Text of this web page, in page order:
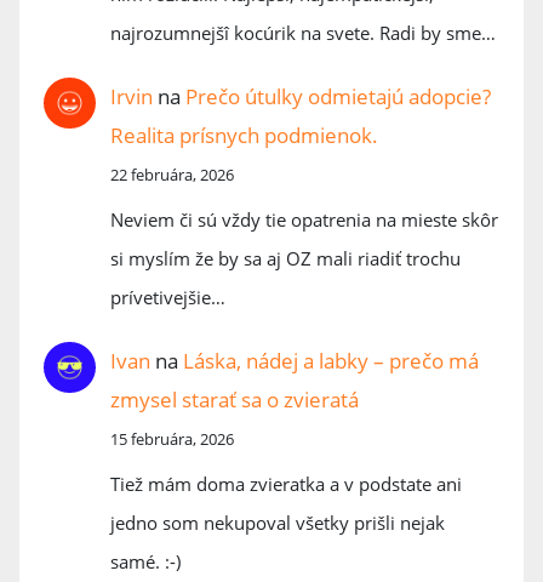
najrozumnejšî kocúrik na svete. Radi by sme…
Irvin na Prečo útulky odmietajú adopcie?
Realita prísnych podmienok.
22 februára, 2026
Neviem či sú vždy tie opatrenia na mieste skôr
si myslím že by sa aj OZ mali riadiť trochu
prívetivejšie…
Ivan na Láska, nádej a labky – prečo má
zmysel starať sa o zvieratá
15 februára, 2026
Tiež mám doma zvieratka a v podstate ani
jedno som nekupoval všetky prišli nejak
samé. :-)